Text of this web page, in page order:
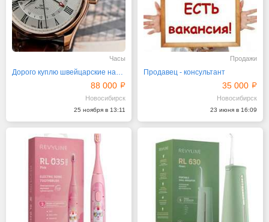
Часы
Дорого куплю швейцарские наручные часы
88 000
Новосибирск
25 ноября в 13:11
Продажи
Продавец - консультант
35 000
Новосибирск
23 июня в 16:09